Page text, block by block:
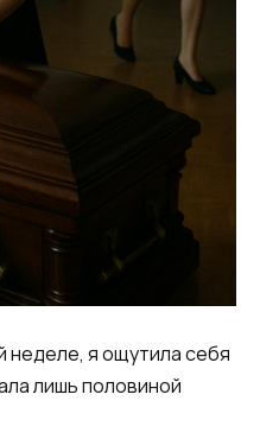
неделе, я ощутила себя
лишь половиной